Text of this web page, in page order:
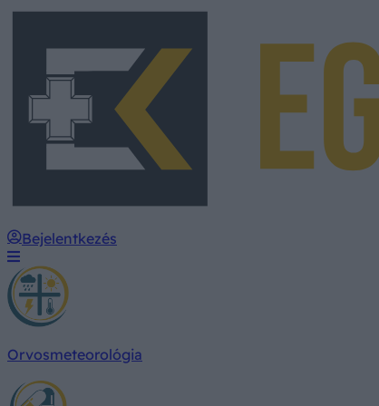
Bejelentkezés
Orvosmeteorológia